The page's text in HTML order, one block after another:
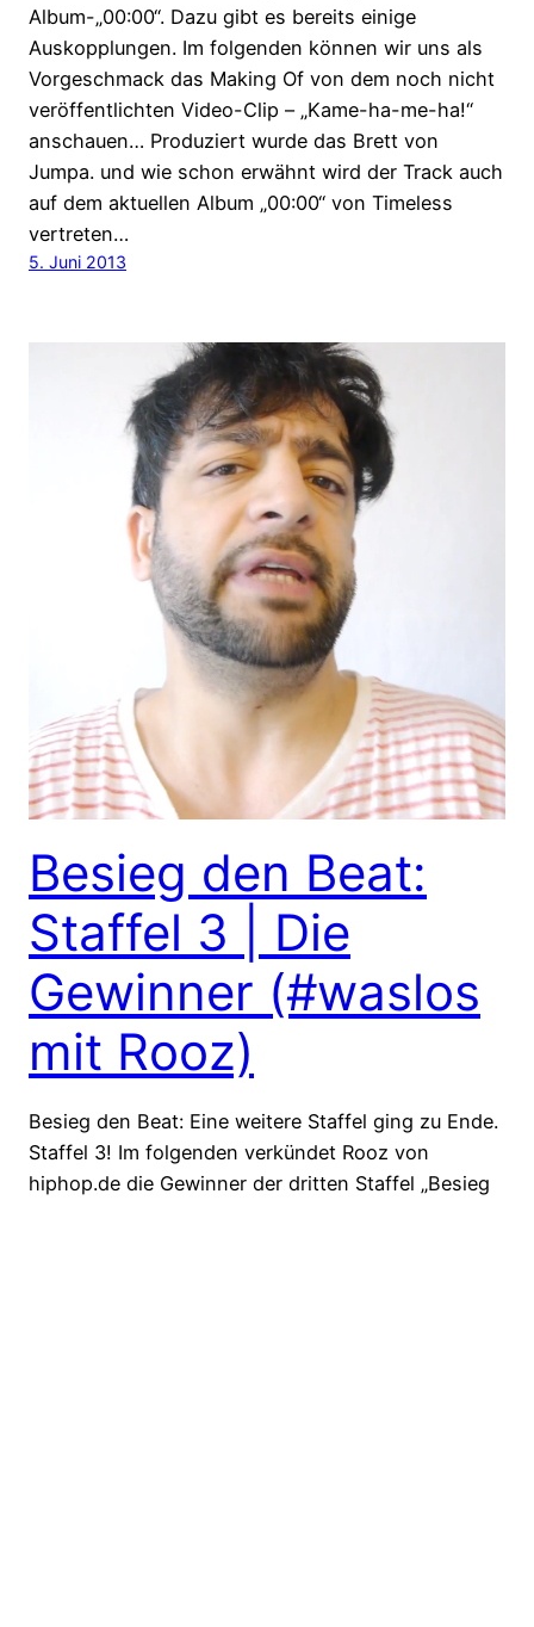
Album-„00:00“. Dazu gibt es bereits einige
Auskopplungen. Im folgenden können wir uns als
Vorgeschmack das Making Of von dem noch nicht
veröffentlichten Video-Clip – „Kame-ha-me-ha!“
anschauen… Produziert wurde das Brett von
Jumpa. und wie schon erwähnt wird der Track auch
auf dem aktuellen Album „00:00“ von Timeless
vertreten…
5. Juni 2013
Besieg den Beat:
Staffel 3 | Die
Gewinner (#waslos
mit Rooz)
Besieg den Beat: Eine weitere Staffel ging zu Ende.
Staffel 3! Im folgenden verkündet Rooz von
hiphop.de die Gewinner der dritten Staffel „Besieg